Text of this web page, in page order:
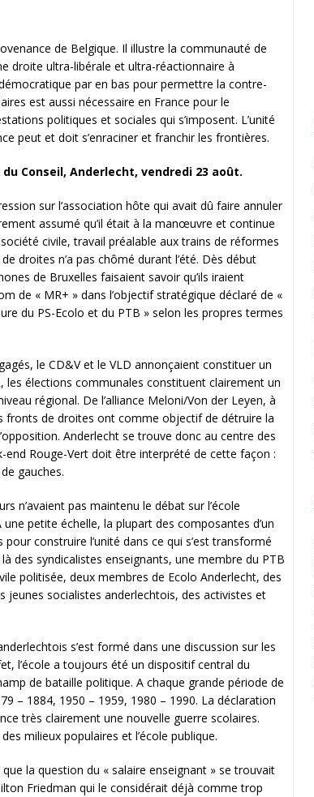
de Belgique. Il illustre la communauté de
droite ultra-libérale et ultra-réactionnaire à
par en bas pour permettre la contre-
est aussi nécessaire en France pour le
politiques et sociales qui s’imposent. L’unité
peut et doit s’enraciner et franchir les frontières.
Conseil, Anderlecht, vendredi 23 août.
sur l’association hôte qui avait dû faire annuler
assumé qu’il était à la manœuvre et continue
civile, travail préalable aux trains de réformes
droites n’a pas chômé durant l’été. Dès début
de Bruxelles faisaient savoir qu’ils iraient
de « MR+ » dans l’objectif stratégique déclaré de «
du PS-Ecolo et du PTB » selon les propres termes
le CD&V et le VLD annonçaient constituer un
élections communales constituent clairement un
régional. De l’alliance Meloni/Von der Leyen, à
fronts de droites ont comme objectif de détruire la
Anderlecht se trouve donc au centre des
end Rouge-Vert doit être interprété de cette façon :
gauches.
n’avaient pas maintenu le débat sur l’école
petite échelle, la plupart des composantes d’un
construire l’unité dans ce qui s’est transformé
des syndicalistes enseignants, une membre du PTB
politisée, deux membres de Ecolo Anderlecht, des
jeunes socialistes anderlechtois, des activistes et
s’est formé dans une discussion sur les
l’école a toujours été un dispositif central du
de bataille politique. A chaque grande période de
– 1884, 1950 – 1959, 1980 – 1990. La déclaration
très clairement une nouvelle guerre scolaires.
milieux populaires et l’école publique.
la question du « salaire enseignant » se trouvait
Friedman qui le considérait déjà comme trop